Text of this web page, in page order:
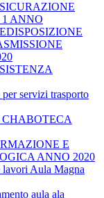
ANNO
servizi trasporto
E
ANNO 2020
lavori Aula Magna
aula ala